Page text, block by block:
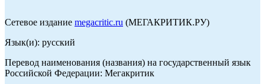
Сетевое издание megacritic.ru (МЕГАКРИТИК.РУ)
Язык(и): русский
Перевод наименования (названия) на государственный язык
Российской Федерации: Мегакритик